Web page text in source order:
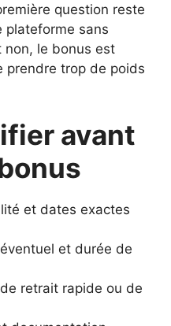
question reste
plateforme sans
non, le bonus est
prendre trop de poids
avant
et dates exactes
et durée de
retrait rapide ou de